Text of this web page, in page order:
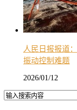
人民日报报道
振动控制难题
2026/01/12